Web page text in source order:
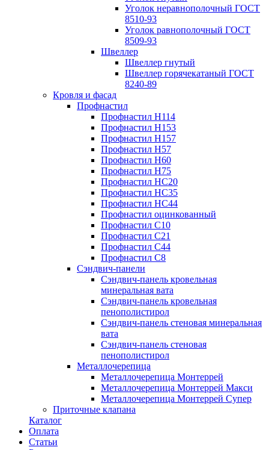
Уголок неравнополочный ГОСТ
8510-93
Уголок равнополочный ГОСТ
8509-93
Швеллер
Швеллер гнутый
Швеллер горячекатаный ГОСТ
8240-89
Кровля и фасад
Профнастил
Профнастил Н114
Профнастил Н153
Профнастил Н157
Профнастил Н57
Профнастил Н60
Профнастил Н75
Профнастил НС20
Профнастил НС35
Профнастил НС44
Профнастил оцинкованный
Профнастил С10
Профнастил С21
Профнастил С44
Профнастил С8
Сэндвич-панели
Сэндвич-панель кровельная
минеральная вата
Сэндвич-панель кровельная
пенополистирол
Сэндвич-панель стеновая минеральная
вата
Сэндвич-панель стеновая
пенополистирол
Металлочерепица
Металлочерепица Монтеррей
Металлочерепица Монтеррей Макси
Металлочерепица Монтеррей Супер
Приточные клапана
Каталог
Оплата
Статьи